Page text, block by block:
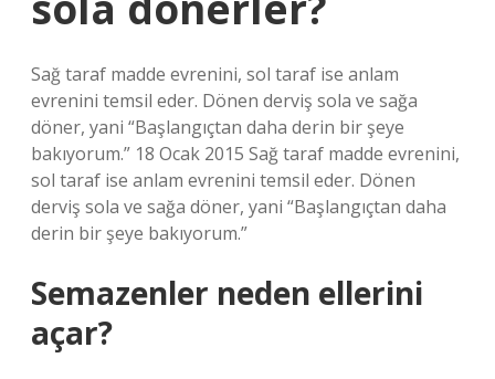
Sağ taraf madde evrenini, sol taraf ise anlam
evrenini temsil eder. Dönen derviş sola ve sağa
döner, yani “Başlangıçtan daha derin bir şeye
bakıyorum.” 18 Ocak 2015 Sağ taraf madde evrenini,
sol taraf ise anlam evrenini temsil eder. Dönen
derviş sola ve sağa döner, yani “Başlangıçtan daha
derin bir şeye bakıyorum.”
Semazenler neden ellerini
açar?